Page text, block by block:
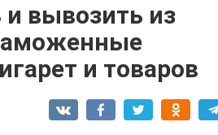
вывозить из
и товаров